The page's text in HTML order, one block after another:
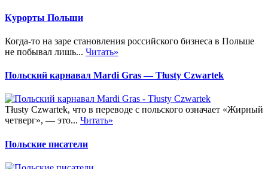
Курорты Польши
Когда-то на заре становления российского бизнеса в Польше
не побывал лишь... Читать»
Польский карнавал Мardi Gras — Тłusty Czwartek
Тłusty Czwartek, что в переводе с польского означает «Жирный
четверг», — это... Читать»
Польские писатели